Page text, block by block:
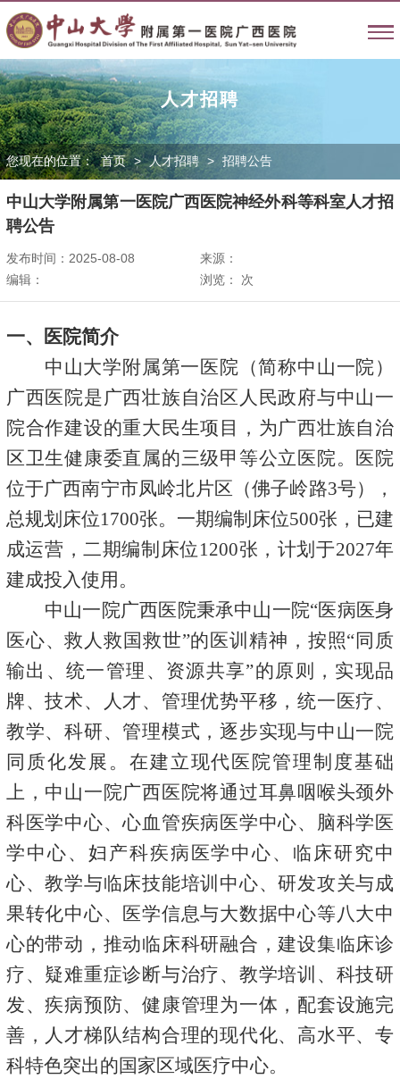
人才招聘
您现在的位置： 首页 > 人才招聘 > 招聘公告
中山大学附属第一医院广西医院神经外科等科室人才招
聘公告
发布时间：2025-08-08
来源：
编辑：
浏览： 次
一、医院简介
中山大学附属第一医院（简称中山一院）
广西医院是广西壮族自治区人民政府与中山一
院合作建设的重大民生项目，为广西壮族自治
区卫生健康委直属的三级甲等公立医院。医院
位于广西南宁市凤岭北片区（佛子岭路3号），
总规划床位1700张。一期编制床位500张，已建
成运营，二期编制床位1200张，计划于2027年
建成投入使用。
中山一院广西医院秉承中山一院“医病医身
医心、救人救国救世”的医训精神，按照“同质
输出、统一管理、资源共享”的原则，实现品
牌、技术、人才、管理优势平移，统一医疗、
教学、科研、管理模式，逐步实现与中山一院
同质化发展。在建立现代医院管理制度基础
上，中山一院广西医院将通过耳鼻咽喉头颈外
科医学中心、心血管疾病医学中心、脑科学医
学中心、妇产科疾病医学中心、临床研究中
心、教学与临床技能培训中心、研发攻关与成
果转化中心、医学信息与大数据中心等八大中
心的带动，推动临床科研融合，建设集临床诊
疗、疑难重症诊断与治疗、教学培训、科技研
发、疾病预防、健康管理为一体，配套设施完
善，人才梯队结构合理的现代化、高水平、专
科特色突出的国家区域医疗中心。